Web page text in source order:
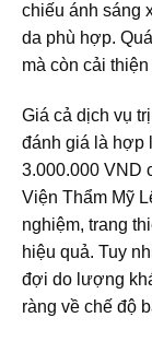
chiếu ánh sáng
da phù hợp.
mà còn cải
Giá cả dịch vụ
đánh giá là hợp
3.000.000 VND
Viện Thẩm Mỹ
nghiệm, trang
hiệu quả. Tuy
đợi do lượng
ràng về chế độ